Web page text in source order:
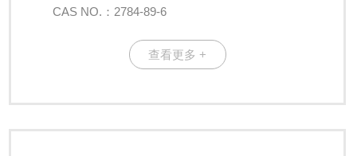
CAS NO.：2784-89-6
查看更多 +